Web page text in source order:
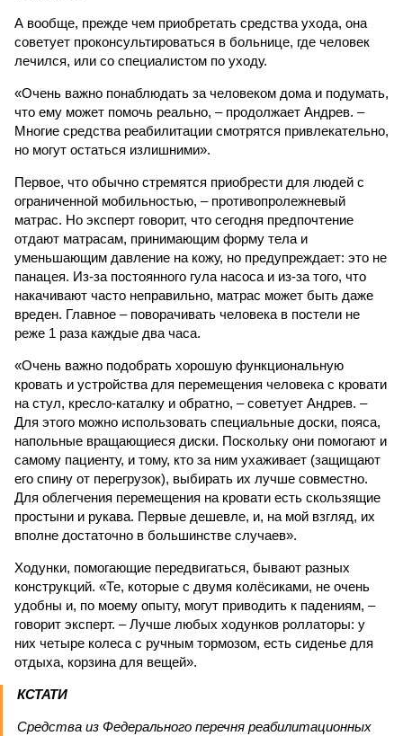
А вообще, прежде чем приобретать средства ухода, она
советует проконсультироваться в больнице, где человек
лечился, или со специалистом по уходу.
«Очень важно понаблюдать за человеком дома и подумать,
что ему может помочь реально, – продолжает Андрев. –
Многие средства реабилитации смотрятся привлекательно,
но могут остаться излишними».
Первое, что обычно стремятся приобрести для людей с
ограниченной мобильностью, – противопролежневый
матрас. Но эксперт говорит, что сегодня предпочтение
отдают матрасам, принимающим форму тела и
уменьшающим давление на кожу, но предупреждает: это не
панацея. Из-за постоянного гула насоса и из-за того, что
накачивают часто неправильно, матрас может быть даже
вреден. Главное – поворачивать человека в постели не
реже 1 раза каждые два часа.
«Очень важно подобрать хорошую функциональную
кровать и устройства для перемещения человека с кровати
на стул, кресло-каталку и обратно, – советует Андрев. –
Для этого можно использовать специальные доски, пояса,
напольные вращающиеся диски. Поскольку они помогают и
самому пациенту, и тому, кто за ним ухаживает (защищают
его спину от перегрузок), выбирать их лучше совместно.
Для облегчения перемещения на кровати есть скользящие
простыни и рукава. Первые дешевле, и, на мой взгляд, их
вполне достаточно в большинстве случаев».
Ходунки, помогающие передвигаться, бывают разных
конструкций. «Те, которые с двумя колёсиками, не очень
удобны и, по моему опыту, могут приводить к падениям, –
говорит эксперт. – Лучше любых ходунков роллаторы: у
них четыре колеса с ручным тормозом, есть сиденье для
отдыха, корзина для вещей».
КСТАТИ
Средства из Федерального перечня реабилитационных